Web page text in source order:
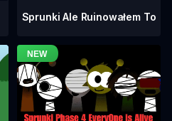
Sprunki Ale Ruinowałem To